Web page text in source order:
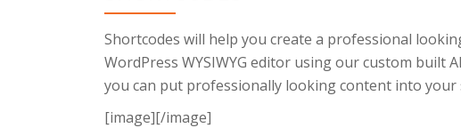
Shortcodes will help you create a professional
WordPress WYSIWYG editor using our custom built
you can put professionally looking content into
[image][/image]